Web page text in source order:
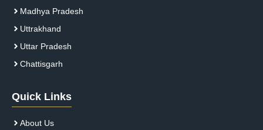
Madhya Pradesh
Uttrakhand
Uttar Pradesh
Chattisgarh
Quick Links
About Us